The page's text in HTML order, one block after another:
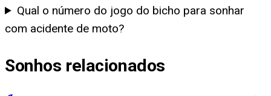
Qual o número do jogo do bicho para sonhar
com acidente de moto?
Sonhos relacionados